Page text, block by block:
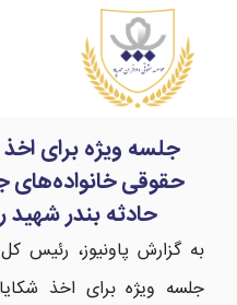
جلسه ویژه برای
حقوقی خانواده‌های
حادثه بندر شهید
به گزارش پاونیوز، رئیس
جلسه ویژه برای اخذ